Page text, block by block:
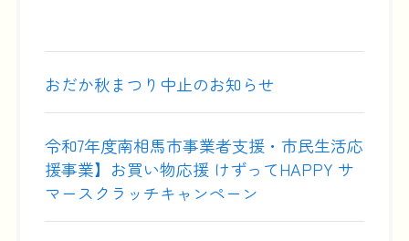
おだか秋まつり中止のお知らせ
令和7年度南相馬市事業者支援・市民生活応
援事業】お買い物応援 けずってHAPPY サ
マースクラッチキャンペーン